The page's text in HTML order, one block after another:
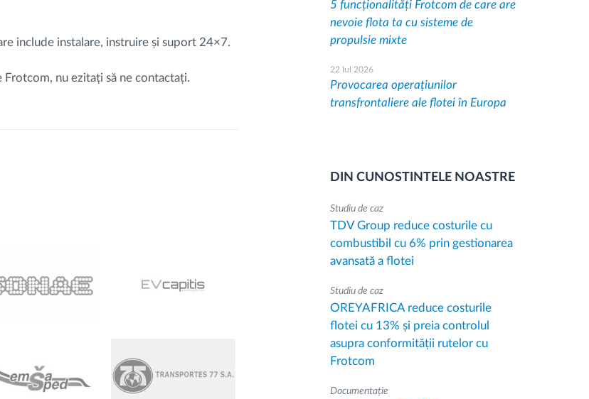
include instalare, instruire și suport 24×7.
nu ezitați să ne contactați.
5 funcționalități Frotcom de care are
nevoie flota ta cu sisteme de
propulsie mixte
22 Iul 2026
Provocarea operațiunilor
transfrontaliere ale flotei în Europa
DIN CUNOSTINTELE NOASTRE
Studiu de caz
TDV Group reduce costurile cu
combustibil cu 6% prin gestionarea
avansată a flotei
Studiu de caz
OREYAFRICA reduce costurile
flotei cu 13% și preia controlul
asupra conformității rutelor cu
Frotcom
Documentație